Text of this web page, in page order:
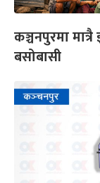
कञ्चनपुरमा
बसोबासी